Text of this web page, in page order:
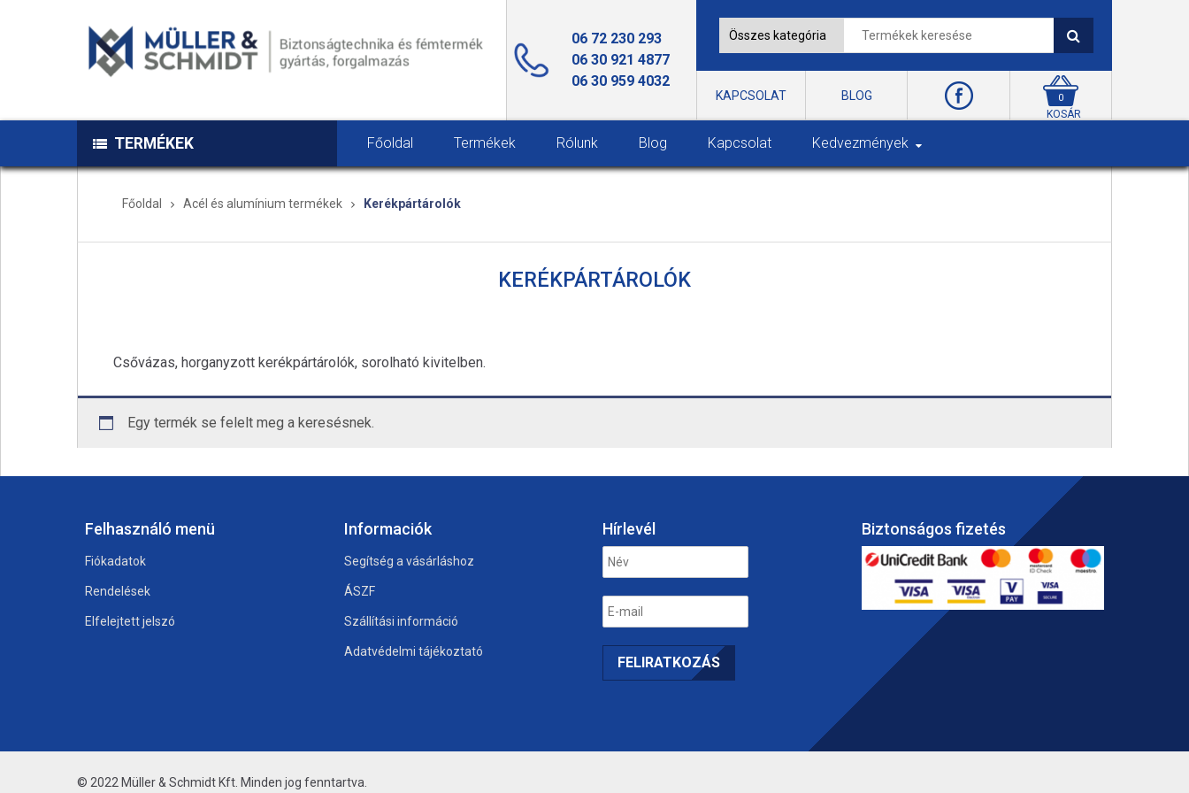
06 72 230 293
06 30 921 4877
06 30 959 4032
KAPCSOLAT BLOG 0
KOSÁR
TERMÉKEK Főoldal Termékek Rólunk Blog Kapcsolat Kedvezmények
Főoldal Acél és alumínium termékek Kerékpártárolók
KERÉKPÁRTÁROLÓK
Csővázas, horganyzott kerékpártárolók, sorolható kivitelben.
Egy termék se felelt meg a keresésnek.
Felhasználó menü
Fiókadatok
Rendelések
Elfelejtett jelszó
Informaciók
Segítség a vásárláshoz
ÁSZF
Szállítási információ
Adatvédelmi tájékoztató
Hírlevél Biztonságos fizetés
© 2022 Müller & Schmidt Kft. Minden jog fenntartva.